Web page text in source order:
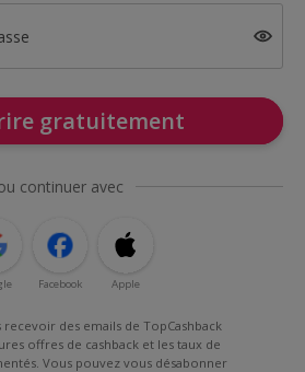
gratuitement
continuer avec
Facebook Apple
recevoir des emails de TopCashback
offres de cashback et les taux de
Vous pouvez vous désabonner